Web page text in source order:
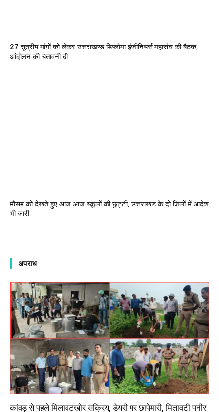
27 सूत्रीय मांगों को लेकर उत्तराखण्ड डिप्लोमा इंजीनियर्स महासंघ की बैठक,
आंदोलन की चेतावनी दी
मौसम को देखते हुए आज आज स्कूलों की छुट्टी, उत्तराखंड के दो जिलों में आदेश
भी जारी
अपराध
कांवड़ से पहले मिलावटखोर सक्रिय, डेयरी पर छापेमारी, मिलावटी पनीर